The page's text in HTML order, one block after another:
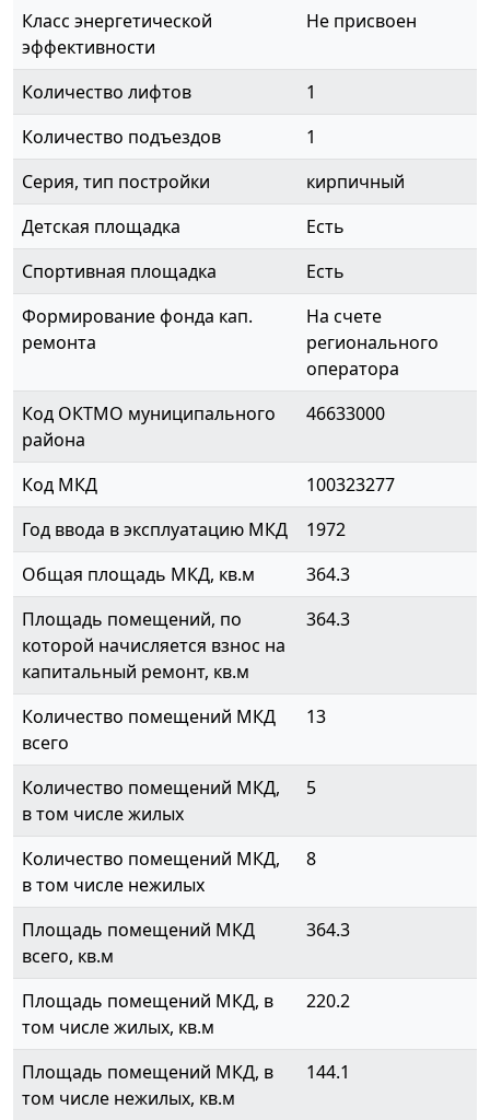
Класс энергетической
эффективности
Не присвоен
Количество лифтов
1
Количество подъездов
1
Серия, тип постройки
кирпичный
Детская площадка
Есть
Спортивная площадка
Есть
Формирование фонда кап.
ремонта
На счете
регионального
оператора
Код ОКТМО муниципального
района
46633000
Код МКД
100323277
Год ввода в эксплуатацию МКД
1972
Общая площадь МКД, кв.м
364.3
Площадь помещений, по
которой начисляется взнос на
капитальный ремонт, кв.м
364.3
Количество помещений МКД
всего
13
Количество помещений МКД,
в том числе жилых
5
Количество помещений МКД,
в том числе нежилых
8
Площадь помещений МКД
всего, кв.м
364.3
Площадь помещений МКД, в
том числе жилых, кв.м
220.2
Площадь помещений МКД, в
том числе нежилых, кв.м
144.1